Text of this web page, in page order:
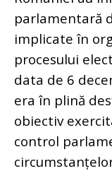
parlamentară
implicate în
procesului
data de 6
era în plină
obiectiv
control